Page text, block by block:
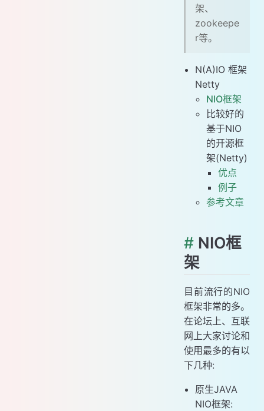
架、
zookeepe
r等。
N(A)IO 框架
Netty
NIO框架
比较好的
基于NIO
的开源框
架(Netty)
优点
例子
参考文章
# NIO框
架
目前流行的NIO
框架非常的多。
在论坛上、互联
网上大家讨论和
使用最多的有以
下几种:
原生JAVA
NIO框架: